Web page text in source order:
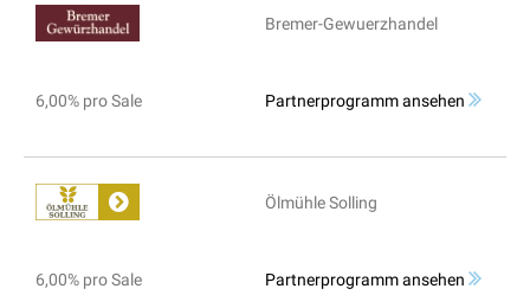
Bremer-Gewuerzhandel
6,00% pro Sale Partnerprogramm ansehen
Ölmühle Solling
6,00% pro Sale Partnerprogramm ansehen